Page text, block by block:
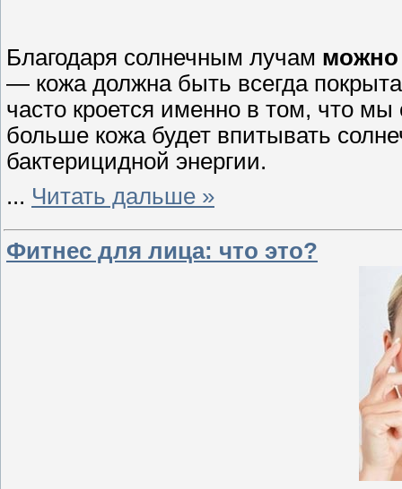
Благодаря солнечным лучам можно
— кожа должна быть всегда
часто кроется именно в том, что
больше кожа будет впитывать
бактерицидной энергии.
... Читать дальше »
Фитнес для лица: что это?